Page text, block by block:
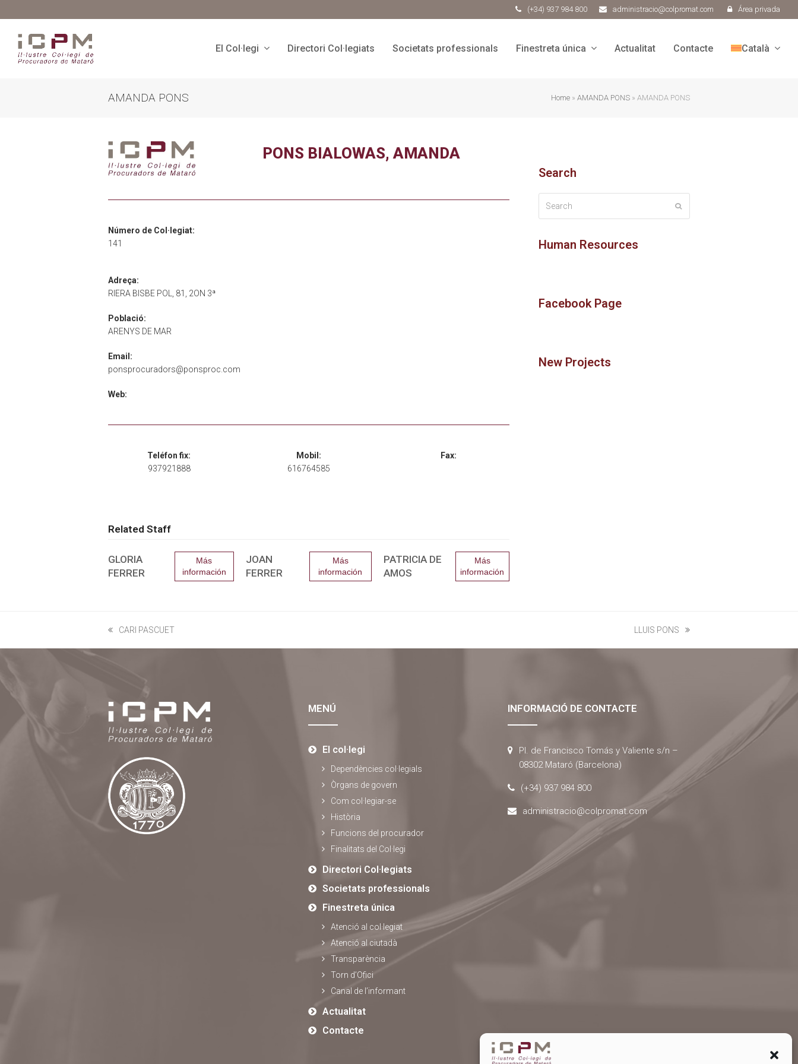
(+34) 937 984 800 administracio@colpromat.com Área privada
El Col·legi Directori Col·legiats Societats professionals Finestreta única Actualitat Contacte Català
AMANDA PONS Home » AMANDA PONS » AMANDA PONS
PONS BIALOWAS, AMANDA
Número de Col·legiat:
141
Adreça:
RIERA BISBE POL, 81, 2ON 3ª
Població:
ARENYS DE MAR
Email:
ponsprocuradors@ponsproc.com
Web:
Teléfon fix:
937921888
Mobil:
616764585
Fax:
Related Staff
GLORIA
FERRER
Más
información
JOAN
FERRER
Más
información
PATRICIA DE
AMOS
Más
información
Search
Human Resources
Facebook Page
New Projects
previous
post:
CARI PASCUET
next
post:
LLUIS PONS
MENÚ
El col·legi
Dependències col·legials
Òrgans de govern
Com col·legiar-se
Història
Funcions del procurador
Finalitats del Col·legi
Directori Col·legiats
Societats professionals
Finestreta única
Atenció al col·legiat
Atenció al ciutadà
Transparència
Torn d’Ofici
Canal de l’informant
Actualitat
Contacte
INFORMACIÓ DE CONTACTE
Pl. de Francisco Tomás y Valiente s/n –
08302 Mataró (Barcelona)
(+34) 937 984 800
administracio@colpromat.com